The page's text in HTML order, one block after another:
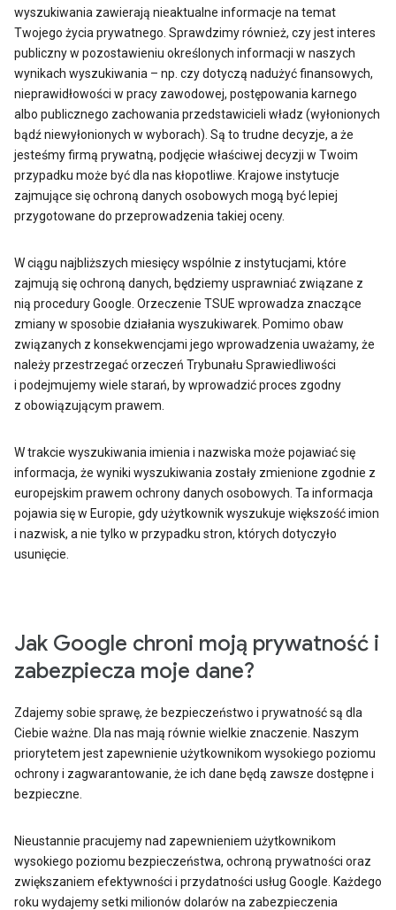
wyszukiwania zawierają nieaktualne informacje na temat
Twojego życia prywatnego. Sprawdzimy również, czy jest interes
publiczny w pozostawieniu określonych informacji w naszych
wynikach wyszukiwania – np. czy dotyczą nadużyć finansowych,
nieprawidłowości w pracy zawodowej, postępowania karnego
albo publicznego zachowania przedstawicieli władz (wyłonionych
bądź niewyłonionych w wyborach). Są to trudne decyzje, a że
jesteśmy firmą prywatną, podjęcie właściwej decyzji w Twoim
przypadku może być dla nas kłopotliwe. Krajowe instytucje
zajmujące się ochroną danych osobowych mogą być lepiej
przygotowane do przeprowadzenia takiej oceny.
W ciągu najbliższych miesięcy wspólnie z instytucjami, które
zajmują się ochroną danych, będziemy usprawniać związane z
nią procedury Google. Orzeczenie TSUE wprowadza znaczące
zmiany w sposobie działania wyszukiwarek. Pomimo obaw
związanych z konsekwencjami jego wprowadzenia uważamy, że
należy przestrzegać orzeczeń Trybunału Sprawiedliwości
i podejmujemy wiele starań, by wprowadzić proces zgodny
z obowiązującym prawem.
W trakcie wyszukiwania imienia i nazwiska może pojawiać się
informacja, że wyniki wyszukiwania zostały zmienione zgodnie z
europejskim prawem ochrony danych osobowych. Ta informacja
pojawia się w Europie, gdy użytkownik wyszukuje większość imion
i nazwisk, a nie tylko w przypadku stron, których dotyczyło
usunięcie.
Jak Google chroni moją prywatność i
zabezpiecza moje dane?
Zdajemy sobie sprawę, że bezpieczeństwo i prywatność są dla
Ciebie ważne. Dla nas mają równie wielkie znaczenie. Naszym
priorytetem jest zapewnienie użytkownikom wysokiego poziomu
ochrony i zagwarantowanie, że ich dane będą zawsze dostępne i
bezpieczne.
Nieustannie pracujemy nad zapewnieniem użytkownikom
wysokiego poziomu bezpieczeństwa, ochroną prywatności oraz
zwiększaniem efektywności i przydatności usług Google. Każdego
roku wydajemy setki milionów dolarów na zabezpieczenia